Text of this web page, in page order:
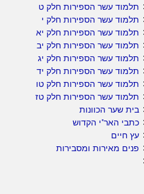
תלמוד עשר הספירות חלק ט
תלמוד עשר הספירות חלק י
תלמוד עשר הספירות חלק יא
תלמוד עשר הספירות חלק יב
תלמוד עשר הספירות חלק יג
תלמוד עשר הספירות חלק יד
תלמוד עשר הספירות חלק טו
תלמוד עשר הספירות חלק טז
בית שער הכוונות
כתבי האר"י הקדוש
עץ חיים
פנים מאירות ומסבירות